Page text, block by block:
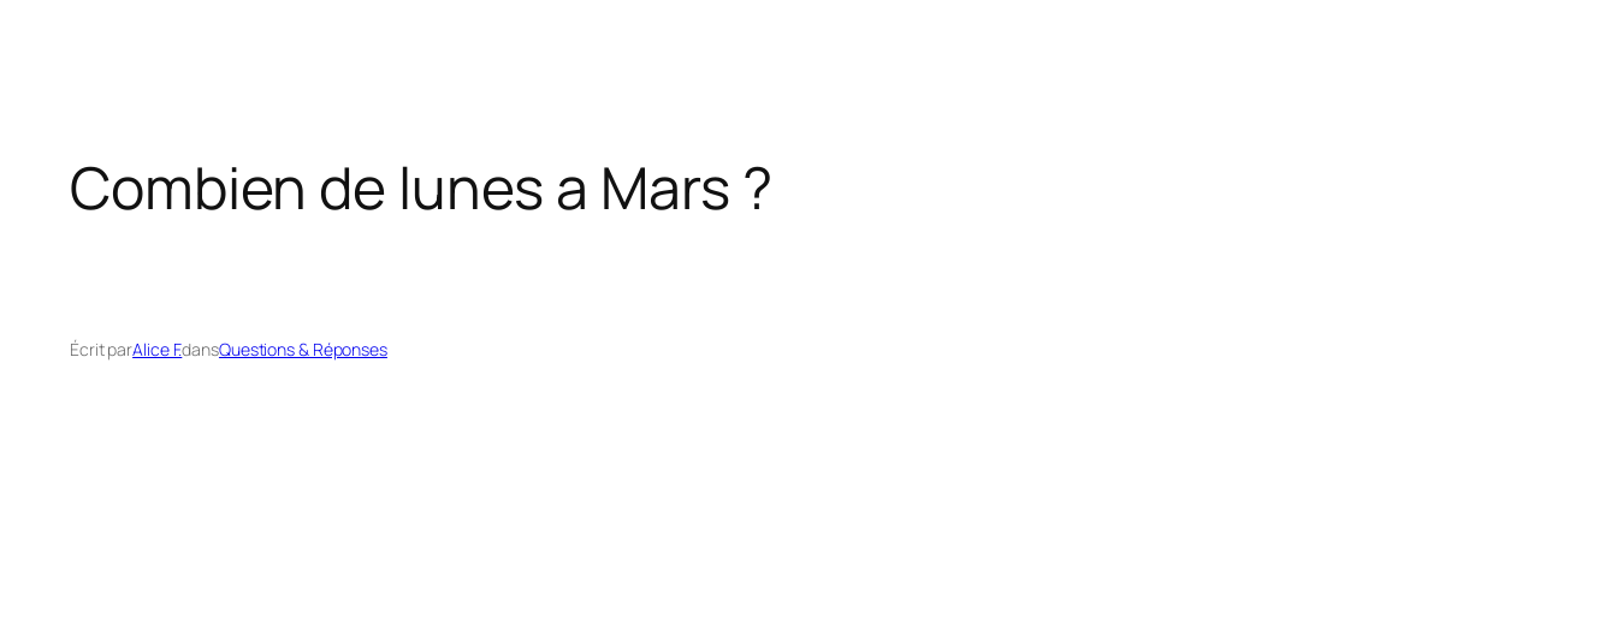
Combien de lunes a Mars ?
Écrit parAlice F.dansQuestions & Réponses